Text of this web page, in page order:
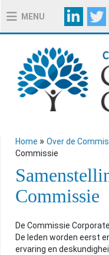
MENU
Home » Over de
Commissie
Commissie
De Commissie
De leden worden eerst
ervaring en
OVER DE COMMISSIE
SAMENSTELLING
JAARVERSLAGEN
LID VAN ECGCN
TOELICHTINGSNOTA'S
HANDIGE